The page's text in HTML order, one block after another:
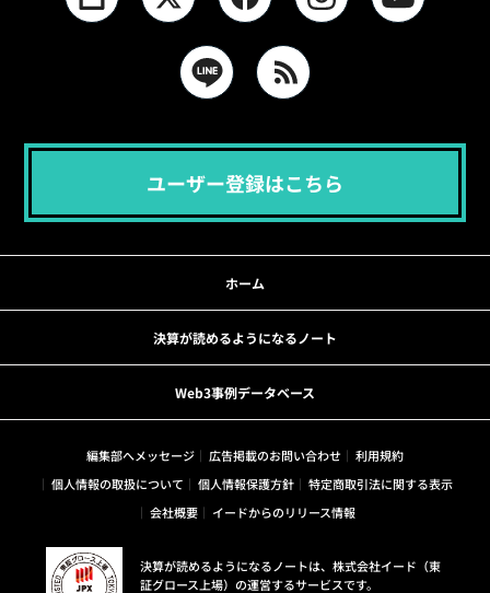
ユーザー登録はこちら
ホーム
決算が読めるようになるノート
Web3事例データベース
編集部へメッセージ 広告掲載のお問い合わせ
利用規約
個人情報の取扱について
個人情報保護方針
特定商取引法に関する表示
会社概要
イードからのリリース情報
決算が読めるようになるノートは、株式会社イード（東
証グロース上場）の運営するサービスです。